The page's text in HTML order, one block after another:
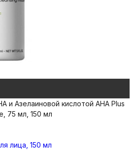
и Азелаиновой кислотой AHA Plus
75 мл, 150 мл